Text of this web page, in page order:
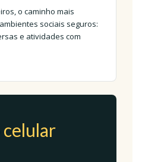
o caminho mais
sociais seguros:
e atividades com